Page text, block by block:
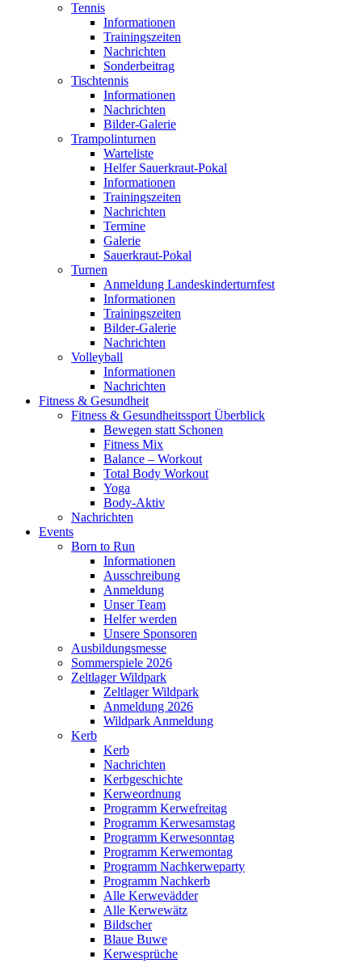
Tennis
Informationen
Trainingszeiten
Nachrichten
Sonderbeitrag
Tischtennis
Informationen
Nachrichten
Bilder-Galerie
Trampolinturnen
Warteliste
Helfer Sauerkraut-Pokal
Informationen
Trainingszeiten
Nachrichten
Termine
Galerie
Sauerkraut-Pokal
Turnen
Anmeldung Landeskinderturnfest
Informationen
Trainingszeiten
Bilder-Galerie
Nachrichten
Volleyball
Informationen
Nachrichten
Fitness & Gesundheit
Fitness & Gesundheitssport Überblick
Bewegen statt Schonen
Fitness Mix
Balance – Workout
Total Body Workout
Yoga
Body-Aktiv
Nachrichten
Events
Born to Run
Informationen
Ausschreibung
Anmeldung
Unser Team
Helfer werden
Unsere Sponsoren
Ausbildungsmesse
Sommerspiele 2026
Zeltlager Wildpark
Zeltlager Wildpark
Anmeldung 2026
Wildpark Anmeldung
Kerb
Kerb
Nachrichten
Kerbgeschichte
Kerweordnung
Programm Kerwefreitag
Programm Kerwesamstag
Programm Kerwesonntag
Programm Kerwemontag
Programm Nachkerweparty
Programm Nachkerb
Alle Kerwevädder
Alle Kerwewätz
Bildscher
Blaue Buwe
Kerwesprüche